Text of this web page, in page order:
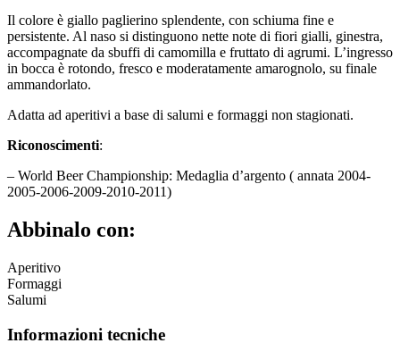
Il colore è giallo paglierino splendente, con schiuma fine e
persistente. Al naso si distinguono nette note di fiori gialli, ginestra,
accompagnate da sbuffi di camomilla e fruttato di agrumi. L’ingresso
in bocca è rotondo, fresco e moderatamente amarognolo, su finale
ammandorlato.
Adatta ad aperitivi a base di salumi e formaggi non stagionati.
Riconoscimenti:
– World Beer Championship: Medaglia d’argento ( annata 2004-
2005-2006-2009-2010-2011)
Abbinalo con:
Aperitivo
Formaggi
Salumi
Informazioni tecniche